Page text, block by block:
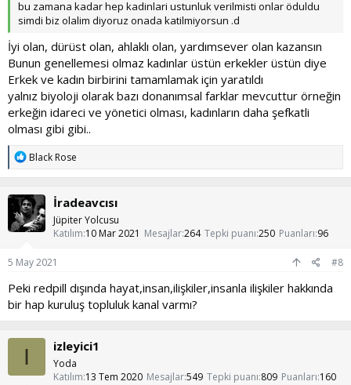
gidin kitap okuyun, dünyayı görün, araştırın; kiloluysanız gidin kilo
verin. Hayatınıza ve doğru kişi olmaya odaklanın, 10 kere date'e
değer verdiğiniz biriyle kendiniz olarak çıkın. Doğru insan bizi bulur
mu bulmaz mı bilemem ama hiç değilse kendimize karşı doğru
olalım. Efendi biriyseniz kendinizi p*ç yapmaya çalışmaktan daha
saçma bir şey yok.
Bu akıma harcadığım vakitten ötürü kendimden sadece
iğreniyorum. Çok arkadaşımı kaybettim ilişki ayağına. Sizi
şeyden iyidir. En güzel ilişkiler kendiniz olduğunuz ve zamana
bırakılarak arkadaş temelinden yürüyen ilişkilerdir.
Esenlikle kalın, kendiniz olun...
bu zamana kadar hep kadinlari ustunluk verilmisti onlar öduldu
simdi biz olalim diyoruz onada katilmiyorsun .d
İyi olan, dürüst olan, ahlaklı olan, yardımsever olan kazansın
Bunun genellemesi olmaz kadınlar üstün erkekler üstün diye
Erkek ve kadın birbirini tamamlamak için yaratıldı
yalnız biyoloji olarak bazı donanımsal farklar mevcuttur örneğin
erkeğin idareci ve yönetici olması, kadınların daha şefkatli
olması gibi gibi..
T
p
k
i
l
e
Black Rose
İradeavcısı
Jüpiter Yolcusu
Katılım 10 Mar 2021 Mesajlar264 Tepki puanı 250 Puanları 96
5 May 2021 #8
Peki redpill dışında hayat,insan,ilişkiler,insanla ilişkiler hakkında
bir hap kuruluş topluluk kanal varmı?
I izleyici1
Yoda
Katılım 13 Tem 2020 Mesajlar549 Tepki puanı 809 Puanları 160